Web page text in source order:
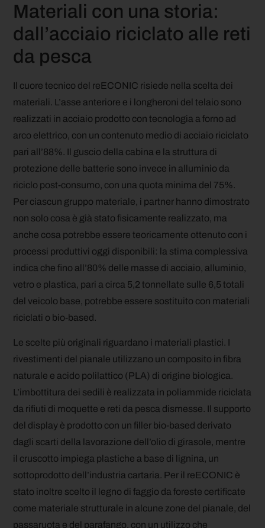
Materiali con una storia:
dall’acciaio riciclato alle reti
da pesca
Il cuore tecnico del reECONIC risiede nella scelta dei
materiali. L’asse anteriore e i longheroni del telaio sono
realizzati in acciaio prodotto con tecnologia a forno ad
arco elettrico, con un contenuto medio di acciaio riciclato
pari all’88%. Il guscio della cabina e la struttura di
protezione delle batterie sono invece in alluminio da
riciclo post-consumo, con una quota minima del 75%.
Per ciascun gruppo materiale, i partner hanno dimostrato
non solo cosa è già stato fisicamente realizzato, ma
anche cosa potrebbe essere teoricamente ottenuto con i
processi produttivi oggi disponibili: la stima complessiva
indica che fino all’80% delle masse di acciaio, alluminio,
vetro e plastica, pari a circa 5,2 tonnellate sulle 6,5 totali
del veicolo base, potrebbe essere sostituito con materiali
riciclati o bio-based.
Le scelte più originali riguardano i materiali plastici. I
rivestimenti del pianale utilizzano un composito in fibra
naturale e acido polilattico (PLA) di origine biologica.
L’imbottitura dei sedili è realizzata in poliammide riciclata
da rifiuti di moquette e reti da pesca dismesse. Il supporto
del display è prodotto con un filler bio-based derivato
dagli scarti della lavorazione dell’olio di girasole, mentre
il cruscotto impiega plastiche a base di lignina, un
sottoprodotto dell’industria cartaria. Per il reECONIC è
stato inoltre scelto il legno di faggio da foreste certificate
come materiale strutturale in alcune zone del pianale, del
passaruota e del parafango, con un utilizzo che